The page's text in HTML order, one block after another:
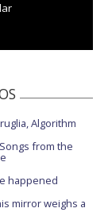
Algorithm
from the
happened
mirror weighs a